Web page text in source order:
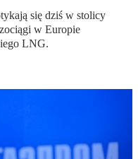
się dziś w stolicy
w Europie
LNG.